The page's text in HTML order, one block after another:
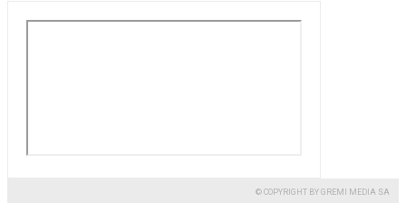
© COPYRIGHT BY GREMI MEDIA SA